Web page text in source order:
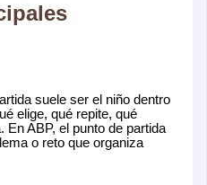
suele ser el niño dentro
elige, qué repite, qué
En ABP, el punto de partida
o reto que organiza